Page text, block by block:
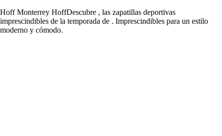
Hoff Monterrey HoffDescubre , las zapatillas deportivas
imprescindibles de la temporada de . Imprescindibles para un estilo
moderno y cómodo.